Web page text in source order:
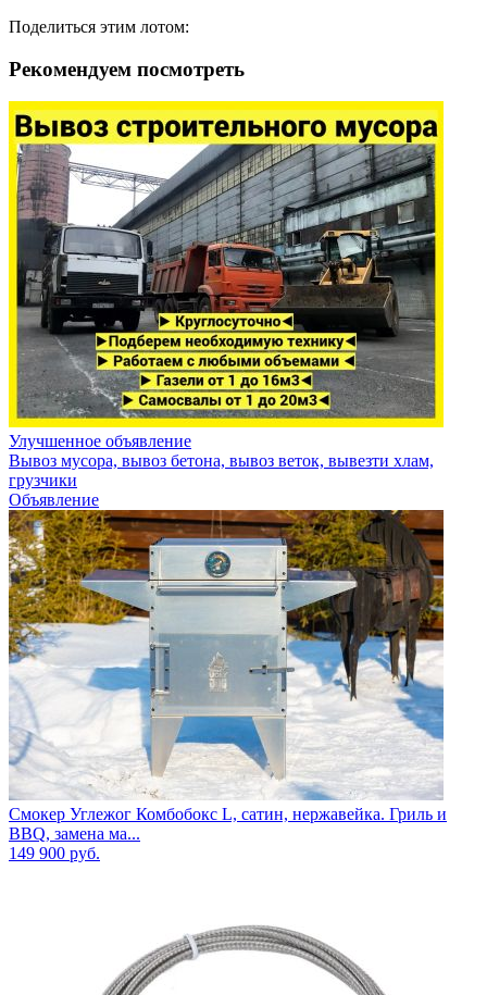
Поделиться этим лотом:
Рекомендуем посмотреть
Улучшенное объявление
Вывоз мусора, вывоз бетона, вывоз веток, вывезти хлам,
грузчики
Объявление
Смокер Углежог Комбобокс L, сатин, нержавейка. Гриль и
BBQ, замена ма...
149 900 руб.